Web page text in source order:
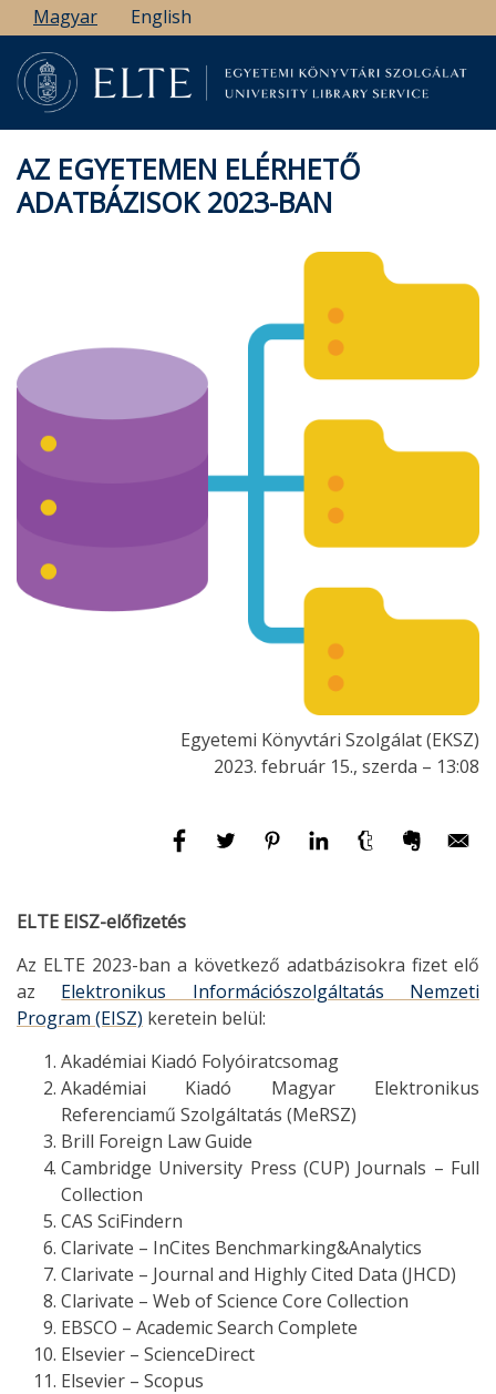
Ugrás
a
tartalomra
Magyar English
AZ EGYETEMEN ELÉRHETŐ
ADATBÁZISOK 2023-BAN
Egyetemi Könyvtári Szolgálat (EKSZ)
2023. február 15., szerda – 13:08
ELTE EISZ-előfizetés
Az ELTE 2023-ban a következő adatbázisokra fizet elő
az Elektronikus Információszolgáltatás Nemzeti
Program (EISZ) keretein belül:
Akadémiai Kiadó Folyóiratcsomag
Akadémiai Kiadó Magyar Elektronikus
Referenciamű Szolgáltatás (MeRSZ)
Brill Foreign Law Guide
Cambridge University Press (CUP) Journals – Full
Collection
CAS SciFindern
Clarivate – InCites Benchmarking&Analytics
Clarivate – Journal and Highly Cited Data (JHCD)
Clarivate – Web of Science Core Collection
EBSCO – Academic Search Complete
Elsevier – ScienceDirect
Elsevier – Scopus